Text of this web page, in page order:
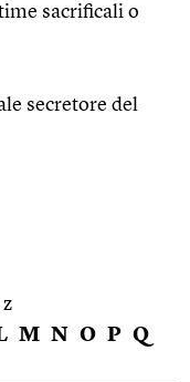
sacrificali o
secretore del
M N O P Q